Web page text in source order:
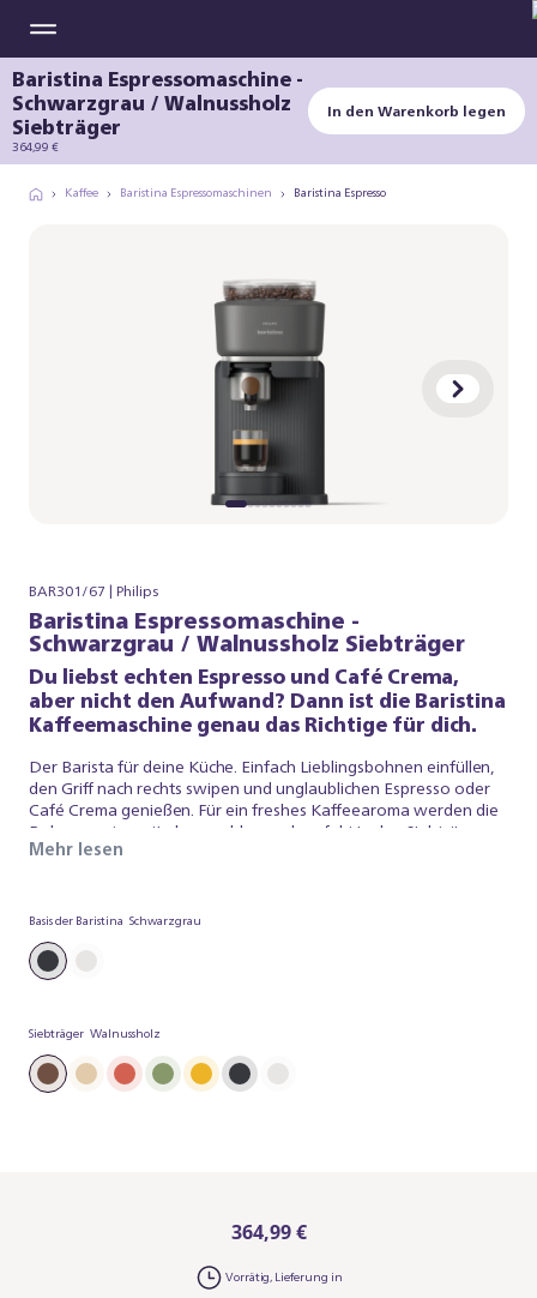
Baristina Espressomaschine -
Schwarzgrau / Walnussholz
Siebträger
364,99 €
In den Warenkorb legen
Kaffee Baristina Espressomaschinen Baristina Espresso
BAR301/67 | Philips
Baristina Espressomaschine -
Schwarzgrau / Walnussholz Siebträger
Du liebst echten Espresso und Café Crema,
aber nicht den Aufwand? Dann ist die Baristina
Kaffeemaschine genau das Richtige für dich.
Der Barista für deine Küche. Einfach Lieblingsbohnen einfüllen,
den Griff nach rechts swipen und unglaublichen Espresso oder
Café Crema genießen. Für ein freshes Kaffeearoma werden die
Bohnen automatisch gemahlen und perfekt in den Siebträger
getampert. Mit Druck auf Profiniveau entsteht ein Kaffee, der
genießen kannst. Worauf wartest du? Einfach Siebträger
swipen und echten Espresso genießen.
Mehr lesen
Basis der Baristina Schwarzgrau
Siebträger Walnussholz
364,99 €
Vorrätig, Lieferung in